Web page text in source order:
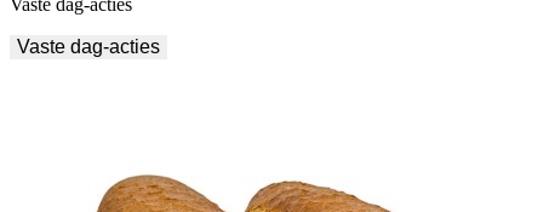
Vaste dag-acties